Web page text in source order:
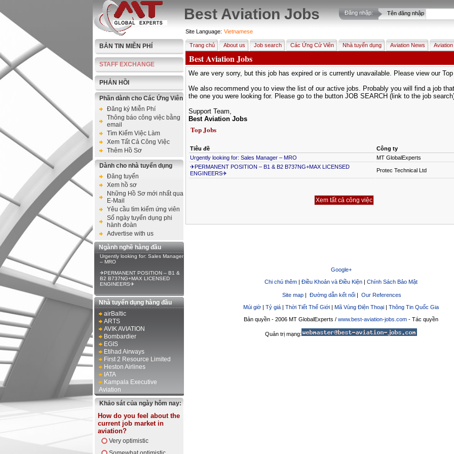
Đăng nhập: Tên đăng nhập
Best Aviation Jobs
BẢN TIN MIỄN PHÍ
STAFF EXCHANGE
PHẢN HỒI
Phần dành cho Các Ứng Viên
Đăng ký Miễn Phí
Thông báo công việc bằng
email
Tìm Kiếm Việc Làm
Xem Tất Cả Công Việc
Thêm Hồ Sơ
Dành cho nhà tuyển dụng
Đăng tuyển
Xem hồ sơ
Những Hồ Sơ mới nhất qua
E-Mail
Yêu cầu tìm kiếm ứng viên
Số ngày tuyển dụng phi
hành đoàn
Advertise with us
Ngành nghề hàng đầu
Urgently looking for: Sales Manager
– MRO
✈PERMANENT POSITION – B1 &
B2 B737NG+MAX LICENSED
ENGINEERS✈
Nhà tuyển dụng hàng đầu
airBaltic
ARTS
AVIK AVIATION
Bombardier
EGIS
Etihad Airways
First 2 Resource Limited
Heston Airlines
IATA
Kampala Executive
Aviation
Khảo sát của ngày hôm nay:
How do you feel about the
current job market in
aviation?
Very optimistic
Site Language: Vietnamese
Trang chủ About us Job search Các Ứng Cử Viên Nhà tuyển dụng Aviation News
Best Aviation Jobs
We are very sorry, but this job has expired or is currently unavailable. Please view our
We also recommend you to view the list of our active jobs. Probably you will find a job
the one you were looking for. Please go to the button JOB SEARCH (link to the job
Support Team,
Best Aviation Jobs
Top Jobs
Tiêu đề
Công ty
Urgently looking for: Sales Manager – MRO
MT GlobalExperts
✈PERMANENT POSITION – B1 & B2 B737NG+MAX LICENSED
ENGINEERS✈
Protec Technical Ltd
Google+
Chi chú thêm | Điều Khoản và Điều Kiện | Chính Sách Bảo Mật
Site map | Đường dẫn kết nối | Our References
Múi giờ | Tỷ giá | Thời Tiết Thế Giới | Mã Vùng Điện Thoại | Thông Tin Quốc Gia
Bản quyền - 2006 MT GlobalExperts / www.best-aviation-jobs.com - Tác quyền
Quản trị mạng: